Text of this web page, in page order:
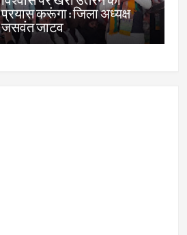
प्रयास करूंगा : जिला अध्यक्ष
जसवंत जाटव